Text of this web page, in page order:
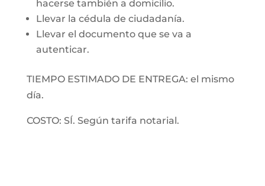
hacerse también a domicilio.
Llevar la cédula de ciudadanía.
Llevar el documento que se va a
autenticar.
TIEMPO ESTIMADO DE ENTREGA: el mismo
día.
COSTO: SÍ. Según tarifa notarial.